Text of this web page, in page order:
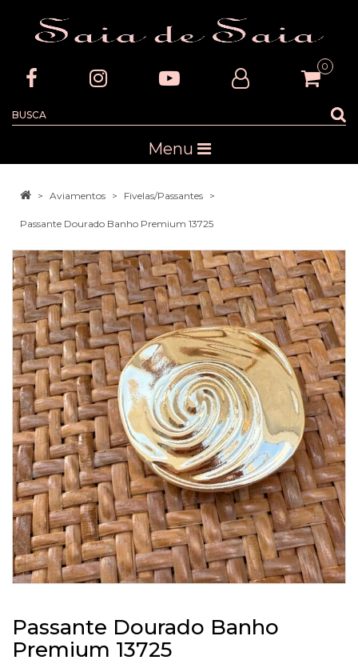
0
Menu
Aviamentos Fivelas/Passantes
Passante Dourado Banho Premium 13725
Passante Dourado Banho
Premium 13725